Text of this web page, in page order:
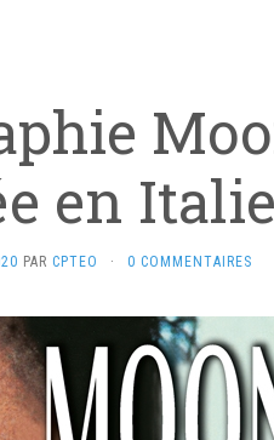
en
PAR CPTEO · 0 COMMENTAIRES